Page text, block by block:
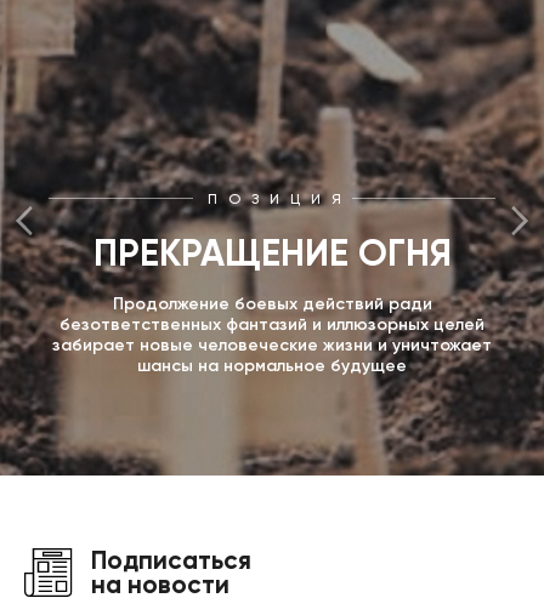
ПОЗИЦИЯ
ПРЕКРАЩЕНИЕ ОГНЯ
Продолжение боевых действий ради
безответственных фантазий и иллюзорных целей
забирает новые человеческие жизни и уничтожает
шансы на нормальное будущее
Подписаться
на новости